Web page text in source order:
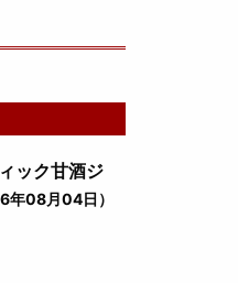
ック甘酒ジ
年08月04日）